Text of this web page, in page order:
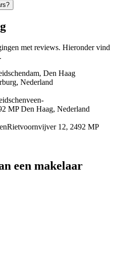
met reviews. Hieronder vind
Den Haag
Nederland
MP Den Haag, Nederland
Rietvoornvijver 12, 2492 MP
een makelaar